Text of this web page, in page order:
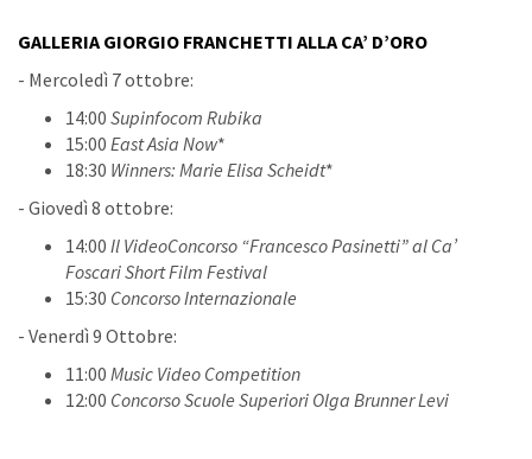
GALLERIA GIORGIO FRANCHETTI ALLA CA’ D’ORO
- Mercoledì 7 ottobre:
14:00 Supinfocom Rubika
15:00 East Asia Now*
18:30 Winners: Marie Elisa Scheidt*
- Giovedì 8 ottobre:
14:00 Il VideoConcorso “Francesco Pasinetti” al Ca’
Foscari Short Film Festival
15:30 Concorso Internazionale
- Venerdì 9 Ottobre:
11:00 Music Video Competition
12:00 Concorso Scuole Superiori Olga Brunner Levi